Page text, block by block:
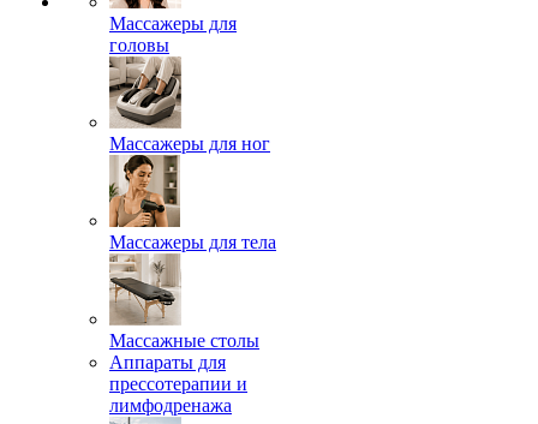
Массажеры для
головы
Массажеры для ног
Массажеры для тела
Массажные столы
Аппараты для
прессотерапии и
лимфодренажа